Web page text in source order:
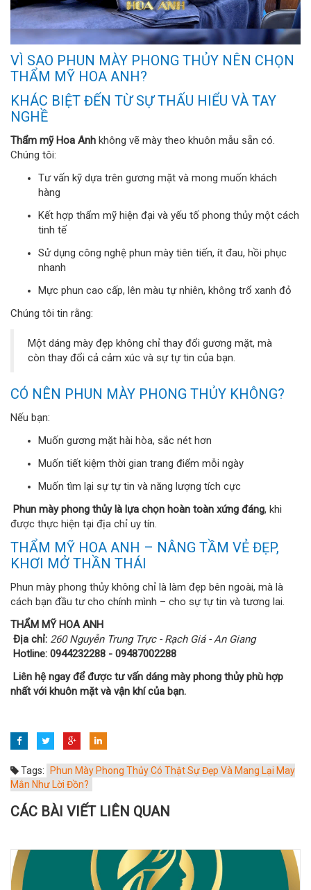
VÌ SAO PHUN MÀY PHONG THỦY NÊN CHỌN
THẨM MỸ HOA ANH?
KHÁC BIỆT ĐẾN TỪ SỰ THẤU HIỂU VÀ TAY
NGHỀ
Thẩm mỹ Hoa Anh không vẽ mày theo khuôn mẫu sẵn có.
Chúng tôi:
Tư vấn kỹ dựa trên gương mặt và mong muốn khách
hàng
Kết hợp thẩm mỹ hiện đại và yếu tố phong thủy một cách
tinh tế
Sử dụng công nghệ phun mày tiên tiến, ít đau, hồi phục
nhanh
Mực phun cao cấp, lên màu tự nhiên, không trổ xanh đỏ
Chúng tôi tin rằng:
Một dáng mày đẹp không chỉ thay đổi gương mặt, mà
còn thay đổi cả cảm xúc và sự tự tin của bạn.
CÓ NÊN PHUN MÀY PHONG THỦY KHÔNG?
Nếu bạn:
Muốn gương mặt hài hòa, sắc nét hơn
Muốn tiết kiệm thời gian trang điểm mỗi ngày
Muốn tìm lại sự tự tin và năng lượng tích cực
Phun mày phong thủy là lựa chọn hoàn toàn xứng đáng, khi
được thực hiện tại địa chỉ uy tín.
THẨM MỸ HOA ANH – NÂNG TẦM VẺ ĐẸP,
KHƠI MỞ THẦN THÁI
Phun mày phong thủy không chỉ là làm đẹp bên ngoài, mà là
cách bạn đầu tư cho chính mình – cho sự tự tin và tương lai.
THẨM MỸ HOA ANH
Địa chỉ: 260 Nguyễn Trung Trực - Rạch Giá - An Giang
Hotline: 0944232288 - 09487002288
Liên hệ ngay để được tư vấn dáng mày phong thủy phù hợp
nhất với khuôn mặt và vận khí của bạn.
Tags:
Phun Mày Phong Thủy Có Thật Sự Đẹp Và Mang Lại May
Mắn Như Lời Đồn?
CÁC BÀI VIẾT LIÊN QUAN